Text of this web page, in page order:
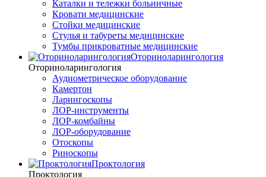
Каталки и тележки больничные
Кровати медицинские
Стойки медицинские
Стулья и табуреты медицинские
Тумбы прикроватные медицинские
Оториноларингология
Оториноларингология
Аудиометрическое оборудование
Камертон
Ларингоскопы
ЛОР-инструменты
ЛОР-комбайны
ЛОР-оборудование
Отоскопы
Риноскопы
Проктология
Проктология